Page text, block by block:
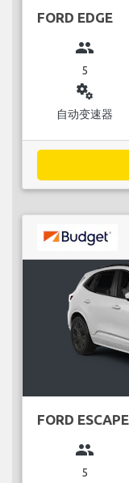
FORD EDGE
group
5
miscellaneous_services
自动变速器
FORD ESCAPE
group
5